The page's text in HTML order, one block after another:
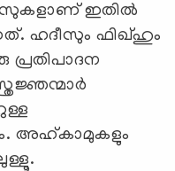
ഇതില്‍
ഹദീസും ഫിഖ്ഹും
പ്രതിപാദന
അഹ്കാമുകളും